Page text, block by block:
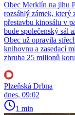
Obec Merklín na jihu
rozsáhlý zámek, který
přestavbu kinosálu v
bude společenský sál
Obec už opravila
knihovnu a zasedací
zhruba 25 milionů
Plzeňská Drbna
dnes, 09:02
1 min